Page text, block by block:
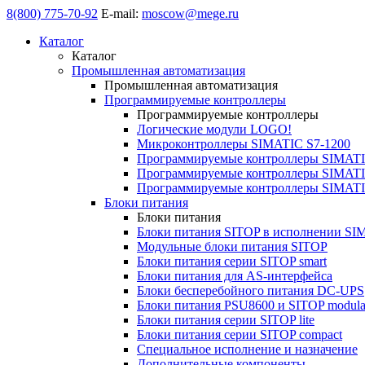
8(800) 775-70-92 E-mail: moscow@mege.ru
Каталог
Каталог
Промышленная автоматизация
Промышленная автоматизация
Программируемые контроллеры
Программируемые контроллеры
Логические модули LOGO!
Микроконтроллеры SIMATIC S7-1200
Программируемые контроллеры
Программируемые контроллеры
Программируемые контроллеры
Блоки питания
Блоки питания
Блоки питания SITOP в исполнении
Модульные блоки питания SITOP
Блоки питания серии SITOP smart
Блоки питания для AS-интерфейса
Блоки бесперебойного питания DC-UPS
Блоки питания PSU8600 и SITOP
Блоки питания серии SITOP lite
Блоки питания серии SITOP compact
Специальное исполнение и назначение